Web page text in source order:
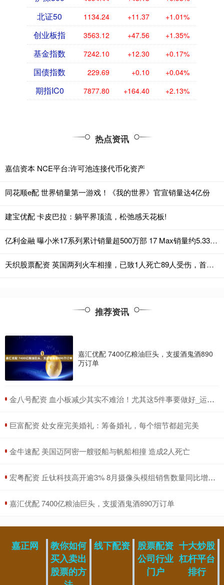
北证50 1134.24 +11.37 +1.01%
创业板指 3563.12 +47.56 +1.35%
基金指数 7242.10 +12.30 +0.17%
国债指数 229.69 +0.10 +0.04%
期指IC0 7877.80 +164.40 +2.13%
热点资讯
嘉信资本 NCE平台:许可池连接代币化资产
同花顺e配 世界销量第一游戏！《我的世界》官宣销量达4亿份
建宝优配 卡皮巴拉：躺平界顶流，松弛感天花板!
亿利金融 曝小米17系列累计销量超500万部 17 Max销量约5.33万部
天织股票配资 英国两列火车相撞，已致1人死亡89人受伤，首相斯塔默发文
推荐资讯
嘉汇优配 7400亿粮油巨头，支援酒鬼酒890
万订单
​金八号配资 血小板减少其实不难治！尤其这5件事要做好_运动_治疗_疾病
​巨富配资 处女座完美婚礼：筹备婚礼，每个细节都超完美
​金牛速配 美国迈阿密一艘驳船与帆船相撞 造成2人死亡
​宏粤配资 丘钛科技高开逾3% 8月摄像头模组销售数量同比增长443%
​嘉汇优配 7400亿粮油巨头，支援酒鬼酒890万订单
嘉正网
教你如何
买入卖出
股票的方
线下配资 股票配资
公司行业
门户
十大炒股
杠杆平台
排行